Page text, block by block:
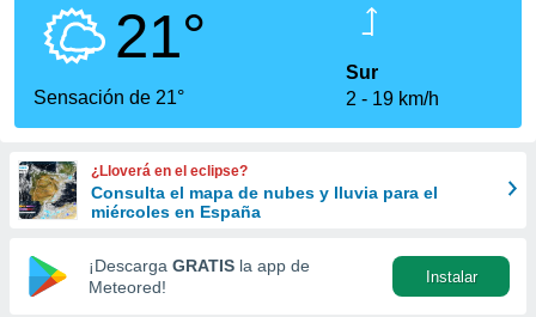
que se
calidad.
a este
las
y
forma
digital
basada
21°
Sensación de 21°
Sur
2
19 km/h
¿Lloverá en el eclipse?
Consulta el mapa de nubes y lluvia para el
miércoles en España
¡Descarga GRATIS la app de
Meteored!
Instalar